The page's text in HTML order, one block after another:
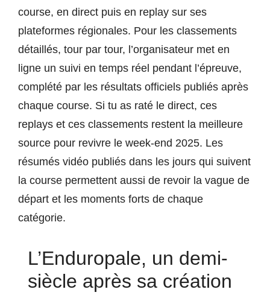
course, en direct puis en replay sur ses
plateformes régionales. Pour les classements
détaillés, tour par tour, l’organisateur met en
ligne un suivi en temps réel pendant l’épreuve,
complété par les résultats officiels publiés après
chaque course. Si tu as raté le direct, ces
replays et ces classements restent la meilleure
source pour revivre le week-end 2025. Les
résumés vidéo publiés dans les jours qui suivent
la course permettent aussi de revoir la vague de
départ et les moments forts de chaque
catégorie.
L’Enduropale, un demi-
siècle après sa création